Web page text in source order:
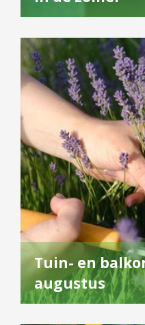
Tuin- en
augustus